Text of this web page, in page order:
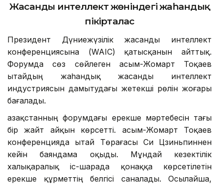
Жасанды интеллект жөніндегі жаһандық
пікірталас
Президент Дүниежүзілік жасанды интеллект
конференциясына (WAIC) қатысқанын айттық.
Форумда сөз сөйлеген Қасым-Жомарт Тоқаев
Қытайдың жаһандық жасанды интеллект
индустриясын дамытудағы жетекші рөлін жоғары
бағалады.
Қазақстанның форумдағы ерекше мәртебесін тағы
бір жайт айқын көрсетті. Қасым-Жомарт Тоқаев
конференцияда Қытай Төрағасы Си Цзиньпиннен
кейін баяндама оқыды. Мұндай кезектілік
халықаралық іс-шарада қонаққа көрсетілетін
ерекше құрметтің белгісі саналады. Осылайша,